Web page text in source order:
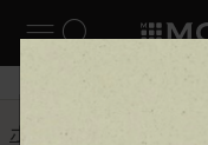
ナビゲーシ
検索 (キー
6,500円
ーを閉じる
ホーム